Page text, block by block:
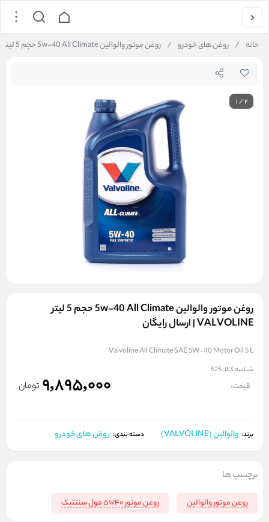
خانه / روغن های خودرو / روغن موتور والوالین 5w-40 All Climate حجم 5 لیتر VALVOLINE | ارسال رایگان
1/2
روغن موتور والوالین 5w-40 All Climate حجم 5 لیتر
VALVOLINE | ارسال رایگان
Valvoline All Climate SAE 5W-40 Motor Oil 5 L
شناسه کالا: 525
قیمت: 9,895,000 تومان
برند: والوالین (VALVOLINE) دسته بندی: روغن های خودرو
برچسب ها
روغن موتور والوالین روغن موتور 5w40 فول سنتتیک